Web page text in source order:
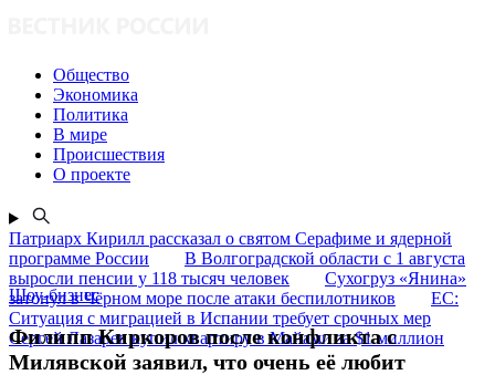
Общество
Экономика
Политика
В мире
Происшествия
О проекте
Патриарх Кирилл рассказал о святом Серафиме и ядерной
программе России
В Волгоградской области с 1 августа
выросли пенсии у 118 тысяч человек
Сухогруз «Янина»
затонул в Чёрном море после атаки беспилотников
ЕС:
Ситуация с миграцией в Испании требует срочных мер
Сергей Лазарев купил квартиру в Майами за $1 миллион
Шоу-бизнес
Филипп Киркоров после конфликта с
Милявской заявил, что очень её любит